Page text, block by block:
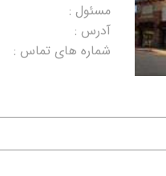
مسئول :
آدرس :
شماره های تماس :